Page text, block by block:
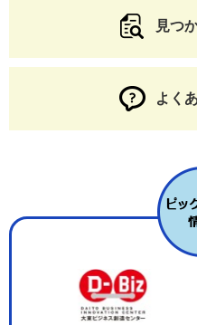
見つ
よく